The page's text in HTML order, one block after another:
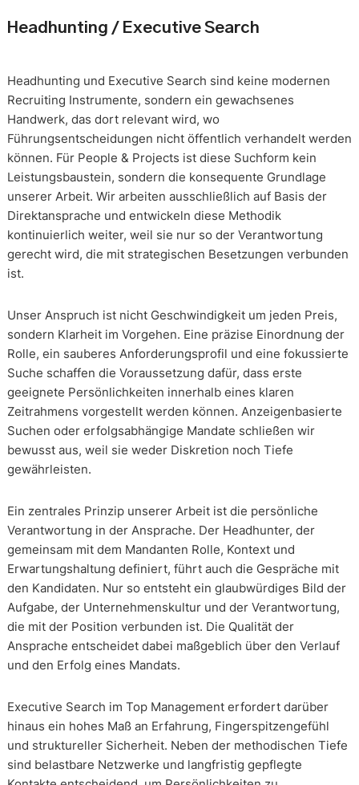
Headhunting / Executive Search
Headhunting und Executive Search sind keine modernen
Recruiting Instrumente, sondern ein gewachsenes
Handwerk, das dort relevant wird, wo
Führungsentscheidungen nicht öffentlich verhandelt werden
können. Für People & Projects ist diese Suchform kein
Leistungsbaustein, sondern die konsequente Grundlage
unserer Arbeit. Wir arbeiten ausschließlich auf Basis der
Direktansprache und entwickeln diese Methodik
kontinuierlich weiter, weil sie nur so der Verantwortung
gerecht wird, die mit strategischen Besetzungen verbunden
ist.
Unser Anspruch ist nicht Geschwindigkeit um jeden Preis,
sondern Klarheit im Vorgehen. Eine präzise Einordnung der
Rolle, ein sauberes Anforderungsprofil und eine fokussierte
Suche schaffen die Voraussetzung dafür, dass erste
geeignete Persönlichkeiten innerhalb eines klaren
Zeitrahmens vorgestellt werden können. Anzeigenbasierte
Suchen oder erfolgsabhängige Mandate schließen wir
bewusst aus, weil sie weder Diskretion noch Tiefe
gewährleisten.
Ein zentrales Prinzip unserer Arbeit ist die persönliche
Verantwortung in der Ansprache. Der Headhunter, der
gemeinsam mit dem Mandanten Rolle, Kontext und
Erwartungshaltung definiert, führt auch die Gespräche mit
den Kandidaten. Nur so entsteht ein glaubwürdiges Bild der
Aufgabe, der Unternehmenskultur und der Verantwortung,
die mit der Position verbunden ist. Die Qualität der
Ansprache entscheidet dabei maßgeblich über den Verlauf
und den Erfolg eines Mandats.
Executive Search im Top Management erfordert darüber
hinaus ein hohes Maß an Erfahrung, Fingerspitzengefühl
und struktureller Sicherheit. Neben der methodischen Tiefe
sind belastbare Netzwerke und langfristig gepflegte